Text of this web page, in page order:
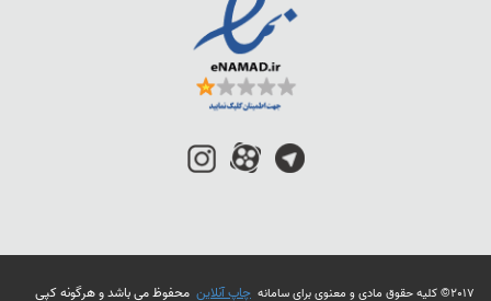
2017© کلیه حقوق مادی و معنوی برای سامانه چاپ آنلاین محفوظ می باشد و هرگونه کپی